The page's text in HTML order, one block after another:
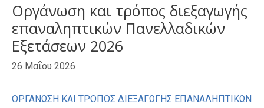
Οργάνωση και τρόπος διεξαγωγής
επαναληπτικών Πανελλαδικών
Εξετάσεων 2026
26 Μαΐου 2026
ΟΡΓΑΝΩΣΗ ΚΑΙ ΤΡΟΠΟΣ ΔΙΕΞΑΓΩΓΗΣ ΕΠΑΝΑΛΗΠΤΙΚΩΝ